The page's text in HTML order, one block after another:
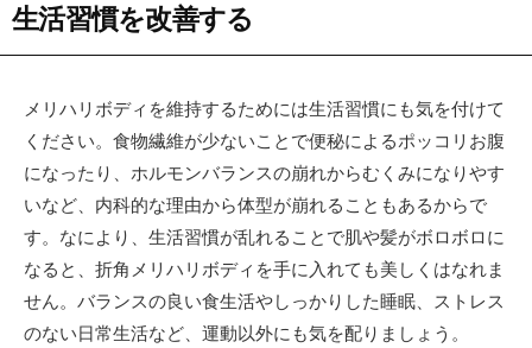
生活習慣を改善する
メリハリボディを維持するためには生活習慣にも気を付けて
ください。食物繊維が少ないことで便秘によるポッコリお腹
になったり、ホルモンバランスの崩れからむくみになりやす
いなど、内科的な理由から体型が崩れることもあるからで
す。なにより、生活習慣が乱れることで肌や髪がボロボロに
なると、折角メリハリボディを手に入れても美しくはなれま
せん。バランスの良い食生活やしっかりした睡眠、ストレス
のない日常生活など、運動以外にも気を配りましょう。